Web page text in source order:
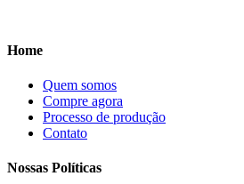
Home
Quem somos
Compre agora
Processo de produção
Contato
Nossas Políticas